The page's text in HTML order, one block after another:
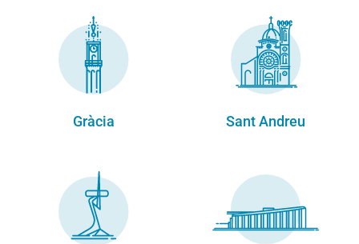
Gràcia Sant Andreu